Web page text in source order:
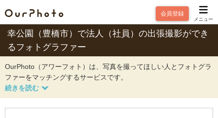
会員登録
メニュー
幸公園（豊橋市）で法人（社員）の出張撮影ができ
るフォトグラファー
OurPhoto（アワーフォト）は、写真を撮ってほしい人とフォトグラ
ファーをマッチングするサービスです。